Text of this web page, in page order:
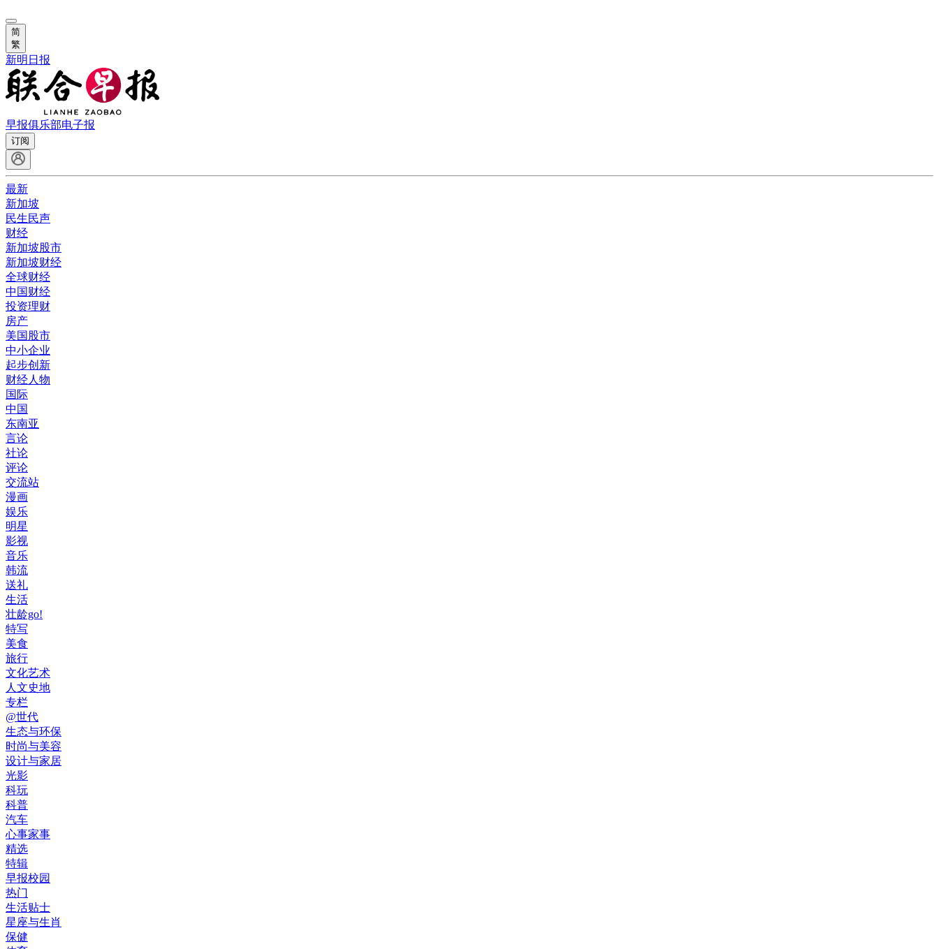
简
繁
新明日报
早报俱乐部电子报
订阅
最新
新加坡
民生民声
财经
新加坡股市
新加坡财经
全球财经
中国财经
投资理财
房产
美国股市
中小企业
起步创新
财经人物
国际
中国
东南亚
言论
社论
评论
交流站
漫画
娱乐
明星
影视
音乐
韩流
送礼
生活
壮龄go!
特写
美食
旅行
文化艺术
人文史地
专栏
@世代
生态与环保
时尚与美容
设计与家居
光影
科玩
科普
汽车
心事家事
精选
特辑
早报校园
热门
生活贴士
星座与生肖
保健